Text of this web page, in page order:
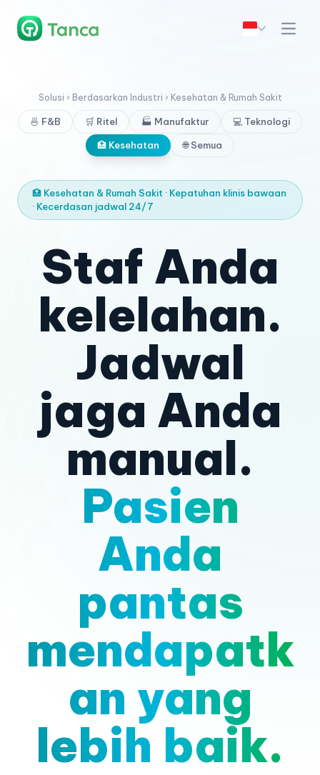
Solusi › Berdasarkan Industri › Kesehatan & Rumah Sakit
🍜 F&B 🛒 Ritel 🏭 Manufaktur 💻 Teknologi
🏥 Kesehatan 🌐 Semua
🏥 Kesehatan & Rumah Sakit · Kepatuhan klinis bawaan
· Kecerdasan jadwal 24/7
Staf Anda
kelelahan.
Jadwal
jaga Anda
manual.
Pasien
Anda
pantas
mendapatk
an yang
lebih baik.